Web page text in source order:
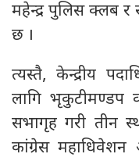
महेन्द्र पुलिस क्लब र
छ ।
त्यस्तै, केन्द्रीय
लागि भृकुटीमण्डप
सभागृह गरी तीन
कांग्रेस महाधिवेशन